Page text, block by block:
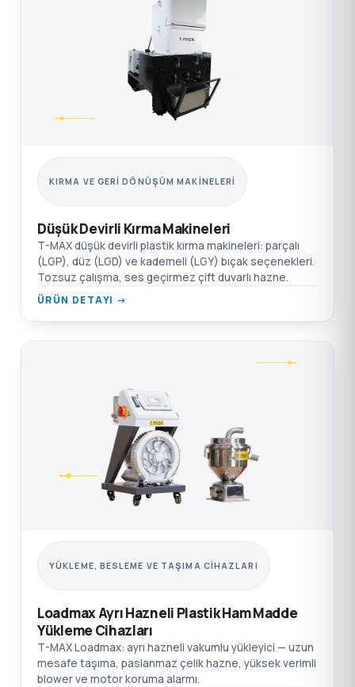
KIRMA VE GERI DÖNÜŞÜM MAKINELERI
Düşük Devirli Kırma Makineleri
T-MAX düşük devirli plastik kırma makineleri: parçalı
(LGP), düz (LGD) ve kademeli (LGY) bıçak seçenekleri.
Tozsuz çalışma, ses geçirmez çift duvarlı hazne.
ÜRÜN DETAYI →
YÜKLEME, BESLEME VE TAŞIMA CIHAZLARI
Loadmax Ayrı Hazneli Plastik Ham Madde
Yükleme Cihazları
T-MAX Loadmax: ayrı hazneli vakumlu yükleyici — uzun
mesafe taşıma, paslanmaz çelik hazne, yüksek verimli
blower ve motor koruma alarmı.